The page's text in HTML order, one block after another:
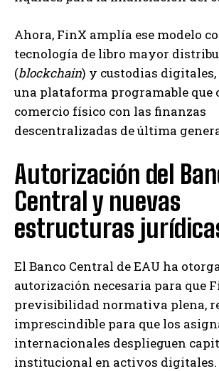
Ahora, FinX amplía ese modelo
tecnología de libro mayor
(blockchain) y custodias
una plataforma programable que
comercio físico con las finanzas
descentralizadas de última
Autorización del
Central y nuevas
estructuras
El Banco Central de EAU ha
autorización necesaria para que
previsibilidad normativa plena,
imprescindible para que los
internacionales desplieguen
institucional en activos digitales.